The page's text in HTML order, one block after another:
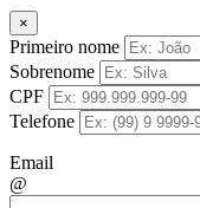
×
Primeiro nome
Sobrenome
CPF
Telefone
Email
@